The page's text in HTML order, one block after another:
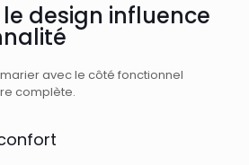
design influence
avec le côté fonctionnel
complète.